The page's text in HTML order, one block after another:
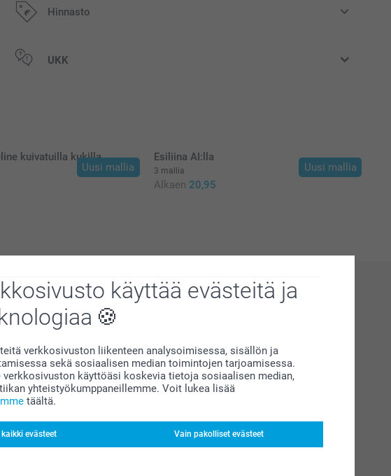
käyttää evästeitä ja
verkkosivuston liikenteen analysoimisessa, sisällön ja
sekä sosiaalisen median toimintojen tarjoamisessa.
verkkosivuston käyttöäsi koskevia tietoja sosiaalisen median,
yhteistyökumppaneillemme. Voit lukea lisää
täältä.
evästeet Vain pakolliset evästeet
Hinnasto
Kaikki hinnat ovat euroina, sisältävät arvonlisäveron ja eivät sisällä
UKK
Uusi mallia
kuivatuilla kukilla
Uusi mallia
Esiliina AI:lla
3 mallia
Alkaen 20,95
?